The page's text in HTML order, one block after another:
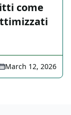
come
March 12, 2026